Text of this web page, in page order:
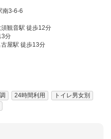
南3-6-6
観音駅 徒歩12分
分
屋駅 徒歩13分
24時間利用
トイレ男女別